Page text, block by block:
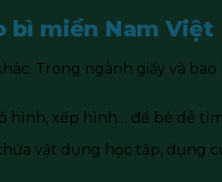
bì miền Nam Việt
Trong ngành giấy và bao
hình, xếp hình… để bé dễ
vật dụng học tập, dụng